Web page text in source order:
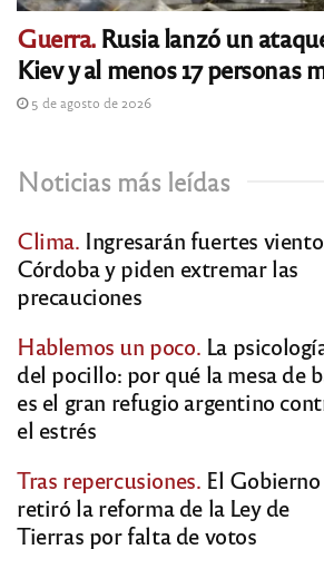
Guerra.Rusia lanzó un
Kiev y al menos 17 personas
5 de agosto de 2026
Noticias más leídas
Clima. Ingresarán fuertes
Córdoba y piden extremar las
precauciones
Hablemos un poco. La
del pocillo: por qué la mesa de
es el gran refugio argentino
el estrés
Tras repercusiones. El Gobierno
retiró la reforma de la Ley de
Tierras por falta de votos